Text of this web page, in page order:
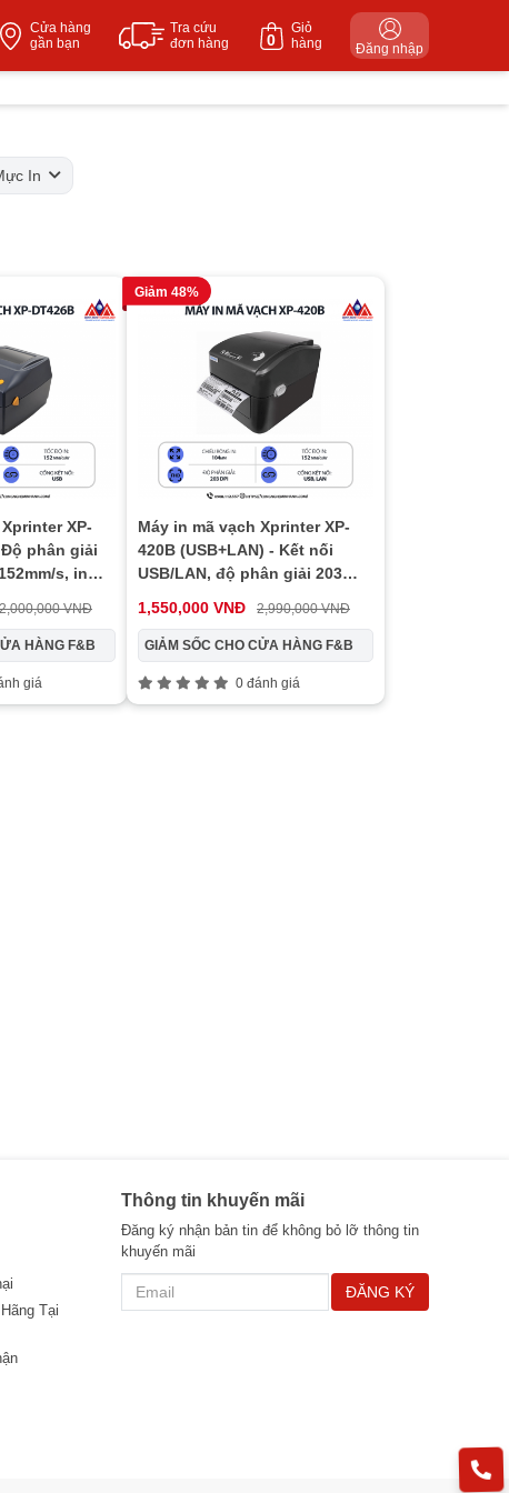
Cửa hàng
gần bạn
Tra cứu
đơn hàng
Giỏ
hàng
0 Đăng nhập
In
XP-
Độ phân giải
s, in
2,000,000 VNĐ
HÀNG F&B
giá
Giảm 48%
Máy in mã vạch Xprinter XP-
420B (USB+LAN) - Kết nối
USB/LAN, độ phân giải 203
nhiệt trực tiếp
1,550,000 VNĐ 2,990,000 VNĐ
GIẢM SỐC CHO CỬA HÀNG F&B
0 đánh giá
Tại
Thông tin khuyến mãi
Đăng ký nhận bản tin để không bỏ lỡ thông tin
khuyến mãi
ĐĂNG KÝ